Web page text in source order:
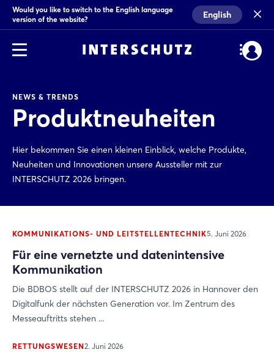
Would you like to switch to the English language
version of the website?
English
NEWS & TRENDS
Produktneuheiten
Hier bekommen Sie einen kleinen Einblick, welche Produkte,
Neuheiten und Innovationen unsere Aussteller mit zur
INTERSCHUTZ 2026 bringen.
KOMMUNIKATIONS- UND LEITSTELLENTECHNIK5. Juni 2026
Für eine vernetzte und datenintensive
Kommunikation
Die BDBOS stellt auf der INTERSCHUTZ 2026 in Hannover den
Digitalfunk der nächsten Generation vor. Im Zentrum des
Messeauftritts stehen ...
RETTUNGSWESEN2. Juni 2026